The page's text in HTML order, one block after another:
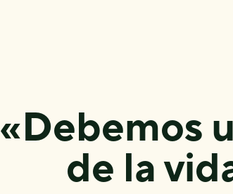
«Debemos
de la